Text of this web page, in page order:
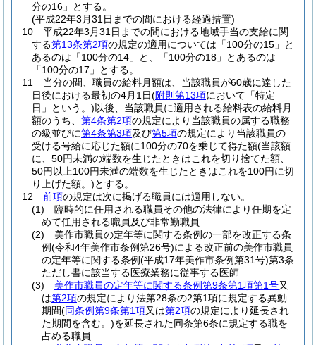
分の16」とする。
(平成22年3月31日までの間における経過措置)
10
平成22年3月31日までの間における地域手当の支給に関
する第13条第2項の規定の適用については「100分の15」と
あるのは「100分の14」と、「100分の18」とあるのは
「100分の17」とする。
11
当分の間、職員の給料月額は、当該職員が60歳に達した
日後における最初の4月1日(附則第13項において「特定
日」という。)以後、当該職員に適用される給料表の給料月
額のうち、 第4条第2項の規定により当該職員の属する職務
の級並びに第4条第3項及び第5項の規定により当該職員の
受ける号給に応じた額に100分の70を乗じて得た額(当該額
に、50円未満の端数を生じたときはこれを切り捨てた額、
50円以上100円未満の端数を生じたときはこれを100円に切
り上げた額。)とする。
12
前項の規定は次に掲げる職員には適用しない。
(1)
臨時的に任用される職員その他の法律により任期を定
めて任用される職員及び非常勤職員
(2)
美作市職員の定年等に関する条例の一部を改正する条
例(令和4年美作市条例第26号)による改正前の美作市職員
の定年等に関する条例(平成17年美作市条例第31号)第3条
ただし書に該当する医療業務に従事する医師
(3)
美作市職員の定年等に関する条例第9条第1項第1号又
は第2項の規定により法第28条の2第1項に規定する異動
期間(同条例第9条第1項又は第2項の規定により延長され
た期間を含む。)を延長された同条第6条に規定する職を
占める職員